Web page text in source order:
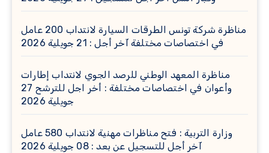
مناظرة شركة تونس الطرقات السيارة لانتداب 200 عامل
في اختصاصات مختلفة آخر أجل : 21 جويلية 2026
مناظرة المعهد الوطني للرصد الجوي لانتداب إطارات
وأعوان في اختصاصات مختلفة : أخر اجل للترشح 27
جويلية 2026
وزارة التربية : فتح مناظرات مهنية لانتداب 580 عامل
آخر أجل للتسجيل عن بعد : 08 جويلية 2026